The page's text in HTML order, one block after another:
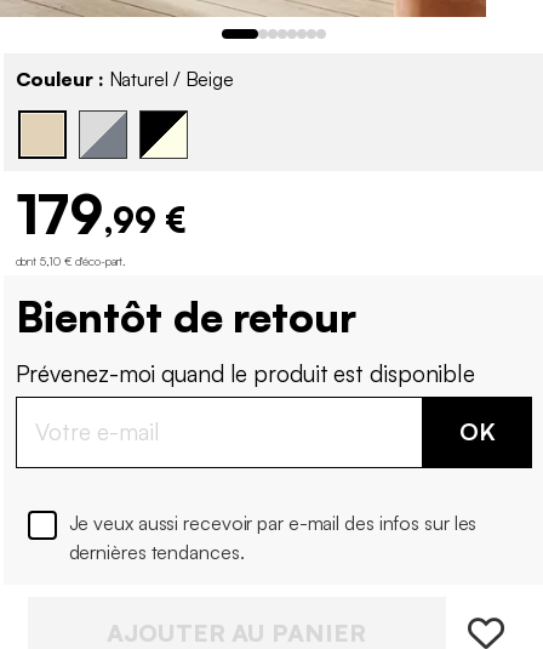
Couleur : Naturel / Beige
179,99 €
dont 5,10 € d'éco-part
Bientôt de retour
Prévenez-moi quand le produit est disponible
OK
Je veux aussi recevoir par e-mail des infos sur les
dernières tendances.
AJOUTER AU PANIER